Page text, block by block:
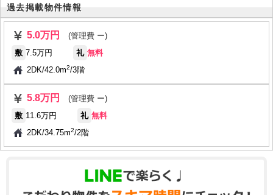
過去掲載物件情報
5.0万円
(管理費 ー)
敷 7.5万円 礼 無料
2DK/42.0m2/3階
5.8万円
(管理費 ー)
敷 11.6万円 礼 無料
2DK/34.75m2/2階